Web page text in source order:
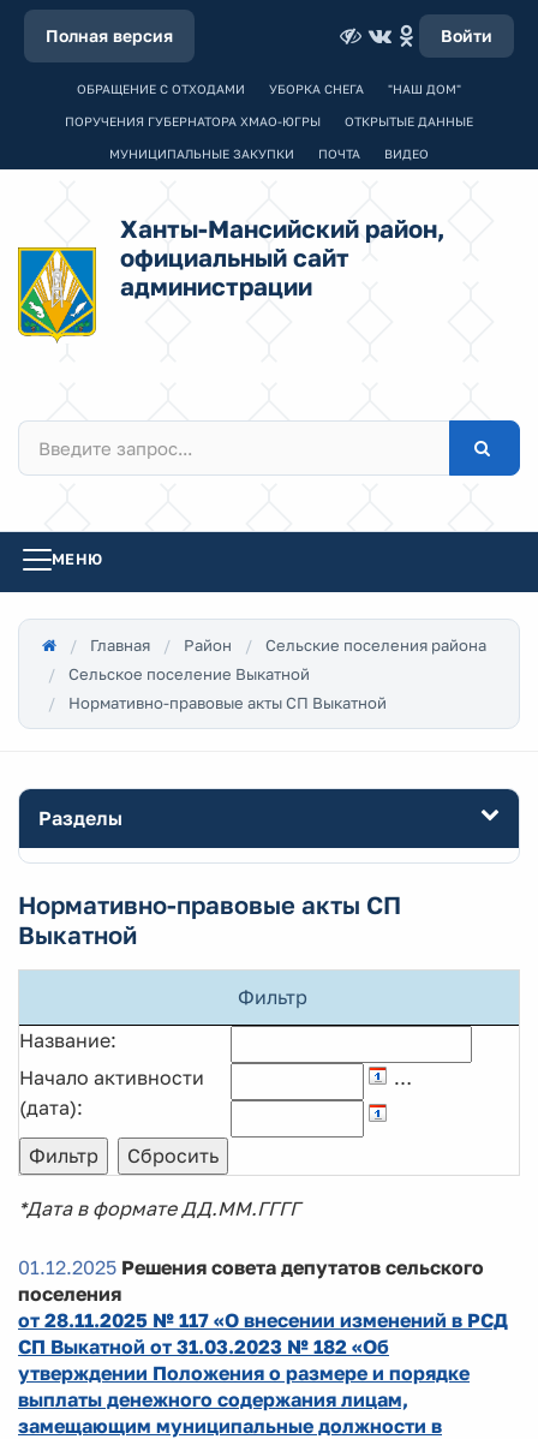
Полная версия Войти
ОБРАЩЕНИЕ С ОТХОДАМИ УБОРКА СНЕГА "НАШ ДОМ"
ПОРУЧЕНИЯ ГУБЕРНАТОРА ХМАО-ЮГРЫ ОТКРЫТЫЕ ДАННЫЕ
МУНИЦИПАЛЬНЫЕ ЗАКУПКИ ПОЧТА ВИДЕО
Ханты-Мансийский район,
официальный сайт
администрации
МЕНЮ
Главная Район
Сельские поселения района
Сельское поселение Выкатной
Нормативно-правовые акты СП Выкатной
Разделы
Нормативно-правовые акты СП
Выкатной
Фильтр
Название:
Начало активности
(дата):
…
*Дата в формате ДД.ММ.ГГГГ
01.12.2025 Решения совета депутатов сельского
поселения
от 28.11.2025 № 117 «О внесении изменений в РСД
СП Выкатной от 31.03.2023 № 182 «Об
утверждении Положения о размере и порядке
выплаты денежного содержания лицам,
замещающим муниципальные должности в